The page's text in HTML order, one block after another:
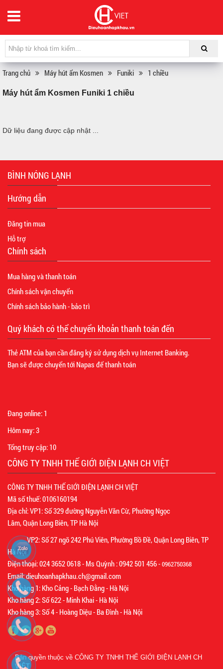
Trang chủ Máy hút ẩm Kosmen Funiki 1 chiều
Máy hút ẩm Kosmen Funiki 1 chiều
Dữ liệu đang được cập nhật ...
BÌNH NÓNG LẠNH
Hướng dẫn
Đăng tin mua
Hỗ trợ
Chính sách
Mua hàng và thanh toán
Chính sách vận chuyển
Chính sách bảo hành - bảo trì
Quý khách có thể chuyển khoản thanh toán đến
Thẻ ATM của bạn cần đăng ký sử dụng dịch vụ Internet Banking.
Bạn sẽ được chuyển tới Napas để thanh toán
Đang online: 1
Hôm nay:3
Tổng truy cập: 10
CÔNG TY TNHH THẾ GIỚI ĐIỆN LẠNH CH VIỆT
CÔNG TY TNHH THẾ GIỚI ĐIỆN LẠNH CH VIỆT
Mã số thuế: 0106160194
Địa chỉ: VP1: Số 329 đường Nguyễn Văn Cừ, Phường Ngọc
Lâm, Quận Long Biên, TP Hà Nội
VP2: Số 27 ngõ 242 Phú Viên, Phường Bồ Đề, Quận Long Biên, TP
Hà Nội
Điện thoại: 024 3652 0618 - Ms Quỳnh : 0942 501 456 -0962750368
Email: dieuhoanhapkhau.ch@gmail.com
Kho hàng 1: Kho Cảng - Bạch Đằng - Hà Nội
Kho hàng 2: Số 622 - Minh Khai - Hà Nội
Kho hàng 3: Số 4 - Hoàng Diệu - Ba Đình - Hà Nội
Bản quyền thuộc về CÔNG TY TNHH THẾ GIỚI ĐIỆN LẠNH CH
VIỆT